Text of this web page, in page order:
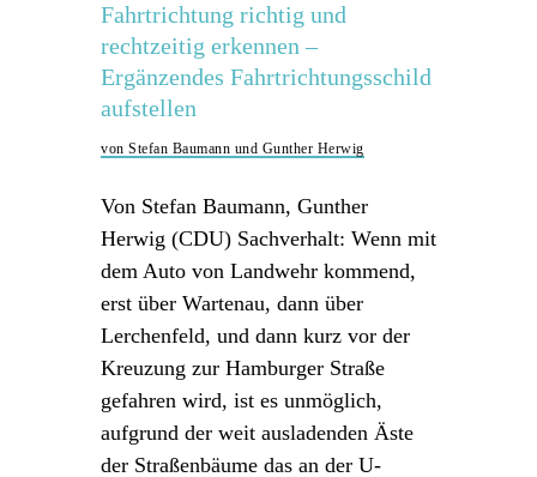
Fahrtrichtung richtig und
rechtzeitig erkennen –
Ergänzendes Fahrtrichtungsschild
aufstellen
von Stefan Baumann und Gunther Herwig
Von Stefan Baumann, Gunther
Herwig (CDU) Sachverhalt: Wenn mit
dem Auto von Landwehr kommend,
erst über Wartenau, dann über
Lerchenfeld, und dann kurz vor der
Kreuzung zur Hamburger Straße
gefahren wird, ist es unmöglich,
aufgrund der weit ausladenden Äste
der Straßenbäume das an der U-